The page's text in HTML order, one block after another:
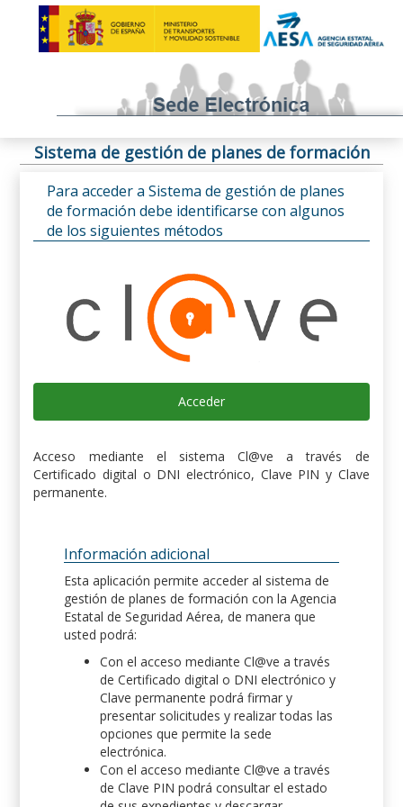
Sistema de gestión de planes de formación
Para acceder a Sistema de gestión de planes
de formación debe identificarse con algunos
de los siguientes métodos
Acceder
Acceso mediante el sistema Cl@ve a través de
Certificado digital o DNI electrónico, Clave PIN y Clave
permanente.
Información adicional
Esta aplicación permite acceder al sistema de
gestión de planes de formación con la Agencia
Estatal de Seguridad Aérea, de manera que
usted podrá:
Con el acceso mediante Cl@ve a través
de Certificado digital o DNI electrónico y
Clave permanente podrá firmar y
presentar solicitudes y realizar todas las
opciones que permite la sede
electrónica.
Con el acceso mediante Cl@ve a través
de Clave PIN podrá consultar el estado